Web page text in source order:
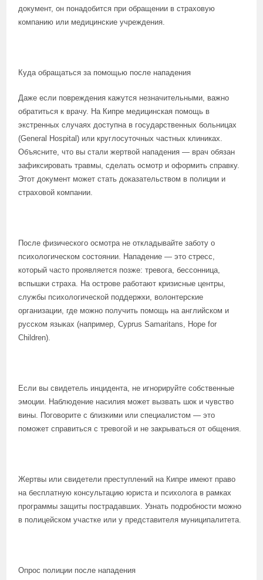
документ, он понадобится при обращении в страховую
компанию или медицинские учреждения.
Куда обращаться за помощью после нападения
Даже если повреждения кажутся незначительными, важно
обратиться к врачу. На Кипре медицинская помощь в
экстренных случаях доступна в государственных больницах
(General Hospital) или круглосуточных частных клиниках.
Объясните, что вы стали жертвой нападения — врач обязан
зафиксировать травмы, сделать осмотр и оформить справку.
Этот документ может стать доказательством в полиции и
страховой компании.
После физического осмотра не откладывайте заботу о
психологическом состоянии. Нападение — это стресс,
который часто проявляется позже: тревога, бессонница,
вспышки страха. На острове работают кризисные центры,
службы психологической поддержки, волонтерские
организации, где можно получить помощь на английском и
русском языках (например, Cyprus Samaritans, Hope for
Children).
Если вы свидетель инцидента, не игнорируйте собственные
эмоции. Наблюдение насилия может вызвать шок и чувство
вины. Поговорите с близкими или специалистом — это
поможет справиться с тревогой и не закрываться от общения.
Жертвы или свидетели преступлений на Кипре имеют право
на бесплатную консультацию юриста и психолога в рамках
программы защиты пострадавших. Узнать подробности можно
в полицейском участке или у представителя муниципалитета.
Опрос полиции после нападения